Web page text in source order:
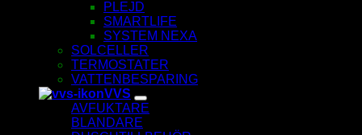
PLEJD
SMARTLIFE
SYSTEM NEXA
SOLCELLER
TERMOSTATER
VATTENBESPARING
VVS
AVFUKTARE
BLANDARE